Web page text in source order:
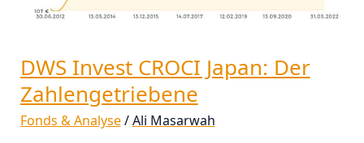
DWS Invest CROCI Japan: Der
Zahlengetriebene
Fonds & Analyse/Ali Masarwah